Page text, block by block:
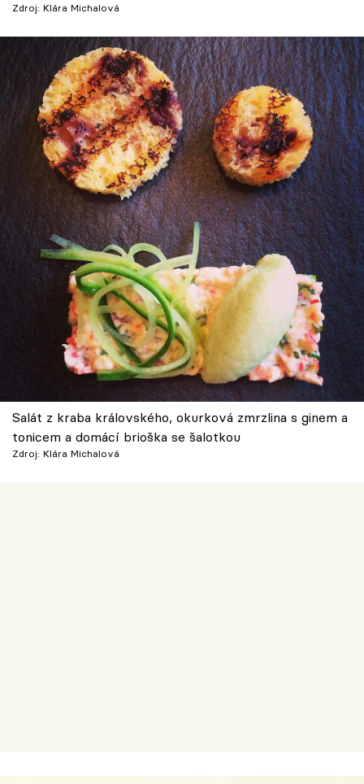
Zdroj: Klára Michalová
Salát z kraba královského, okurková zmrzlina s ginem a
tonicem a domácí brioška se šalotkou
Zdroj: Klára Michalová